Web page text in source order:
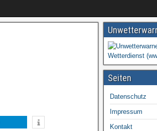
Seiten
Datenschutz
Impressum
Kontakt